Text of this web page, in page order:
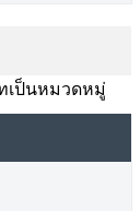
เป็นหมวดหมู่